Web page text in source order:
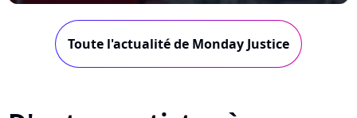
Toute l'actualité de Monday Justice